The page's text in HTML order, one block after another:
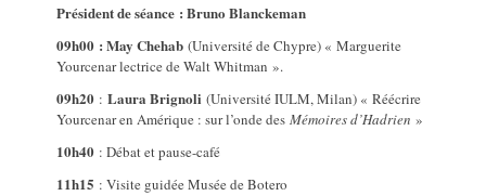
Président de séance : Bruno Blanckeman
09h00 : May Chehab (Université de Chypre) « Marguerite
Yourcenar lectrice de Walt Whitman ».
09h20 :Laura Brignoli (Université IULM, Milan) « Réécrire
Yourcenar en Amérique : sur l’onde desMémoires d’Hadrien »
10h40 : Débat et pause-café
11h15 : Visite guidée Musée de Botero